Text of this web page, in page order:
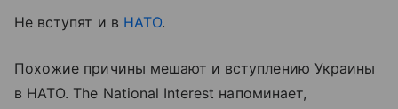
Не вступят и в НАТО.
Похожие причины мешают и вступлению Украины
в НАТО. The National Interest напоминает,